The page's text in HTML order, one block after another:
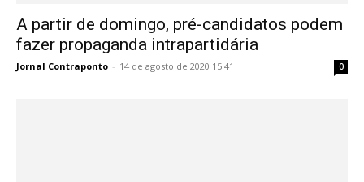
A partir de domingo, pré-candidatos podem
fazer propaganda intrapartidária
Jornal Contraponto - 14 de agosto de 2020 15:41 0